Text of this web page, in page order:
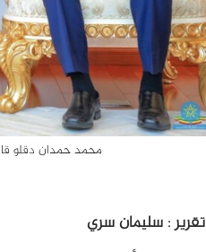
محمد حمدان دقلو
تقرير : سليمان سري